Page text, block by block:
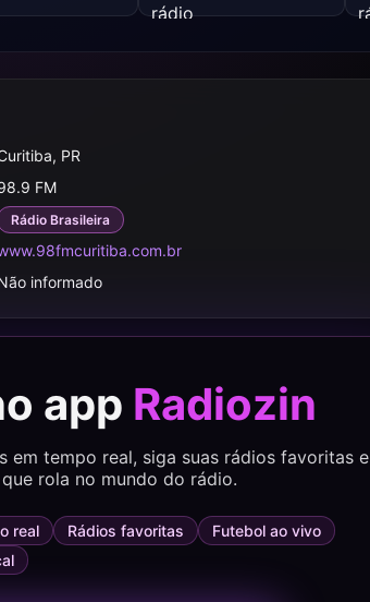
PR
FM
Rádio Brasileira
informado
app Radiozin
em tempo real, siga suas rádios favoritas e
rola no mundo do rádio.
real Rádios favoritas
Futebol ao vivo